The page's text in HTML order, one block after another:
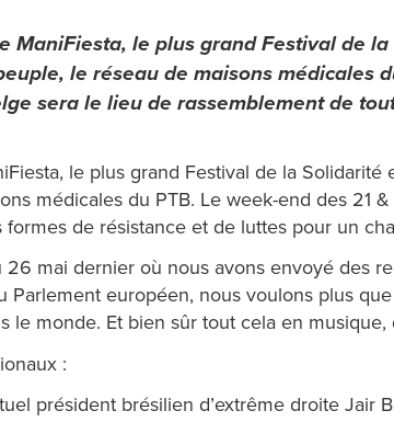
ManiFiesta, le plus grand Festival de
le réseau de maisons médicales
sera le lieu de rassemblement de
le plus grand Festival de la
médicales du PTB. Le week-end des 21
de résistance et de luttes pour un
mai dernier où nous avons envoyé des
européen, nous voulons plus
le monde. Et bien sûr tout cela en
:
président brésilien d’extrême droite Jair